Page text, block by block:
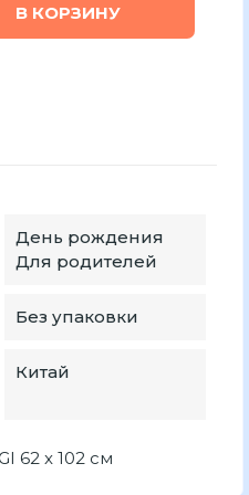
В КОРЗИНУ
День рождения
Для родителей
Без упаковки
Китай
62 x 102 см